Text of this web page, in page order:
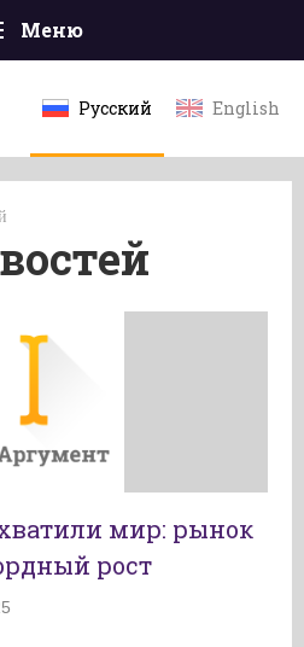
Меню
Русский English
мир: рынок
рост